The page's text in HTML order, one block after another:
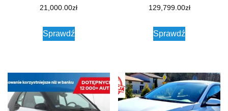
21,000.00zł
Sprawdź
129,799.00zł
Sprawdź